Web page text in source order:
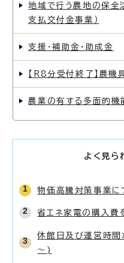
地域で行う農地の保全
支払交付金事業）
支援・補助金・助成金
【R8分受付終了】農
農業の有する多面的機
よく見ら
物価高騰対策事業に
省エネ家電の購入費
休館日及び運営時
～)